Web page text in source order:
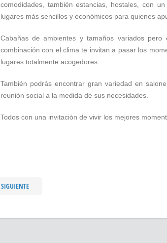
comodidades, también estancias, hostales, con
lugares más sencillos y económicos para quienes
Cabañas de ambientes y tamaños variados
combinación con el clima te invitan a pasar los
lugares totalmente acogedores.
También podrás encontrar gran variedad en
reunión social a la medida de sus necesidades.
Todos con una invitación de vivir los mejores
SIGUIENTE